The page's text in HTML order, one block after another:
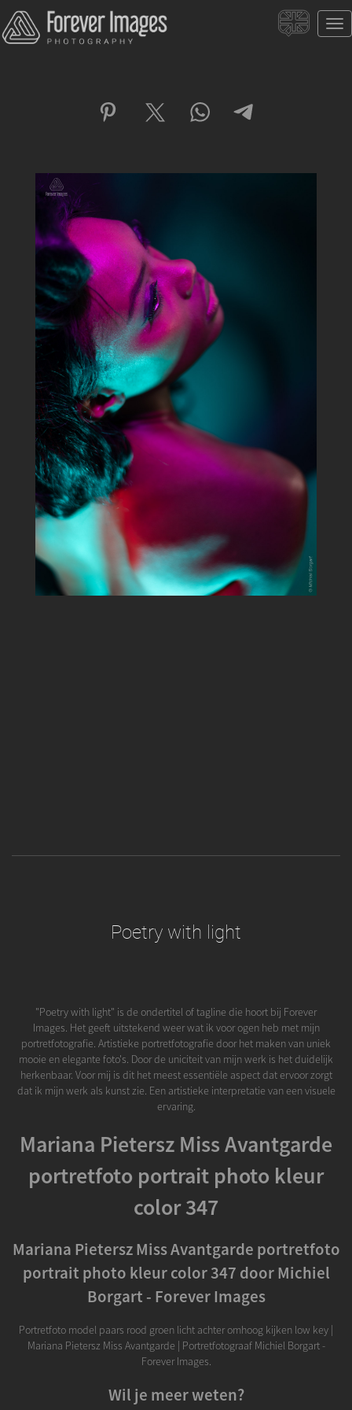
Poetry with light
"Poetry with light" is de ondertitel of tagline die hoort bij Forever
Images. Het geeft uitstekend weer wat ik voor ogen heb met mijn
portretfotografie. Artistieke portretfotografie door het maken van uniek
mooie en elegante foto's. Door de uniciteit van mijn werk is het duidelijk
herkenbaar. Voor mij is dit het meest essentiële aspect dat ervoor zorgt
dat ik mijn werk als kunst zie. Een artistieke interpretatie van een visuele
ervaring.
Mariana Pietersz Miss Avantgarde
portretfoto portrait photo kleur
color 347
Mariana Pietersz Miss Avantgarde portretfoto
portrait photo kleur color 347 door Michiel
Borgart - Forever Images
Portretfoto model paars rood groen licht achter omhoog kijken low key |
Mariana Pietersz Miss Avantgarde | Portretfotograaf Michiel Borgart -
Forever Images.
Wil je meer weten?